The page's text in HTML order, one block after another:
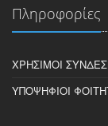
Πληροφορίες
ΧΡΉΣΙΜΟΙ
ΥΠΟΨΉΦΙΟΙ